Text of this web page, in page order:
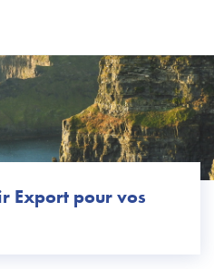
Export pour vos